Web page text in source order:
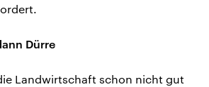
Dürre
Landwirtschaft schon nicht gut